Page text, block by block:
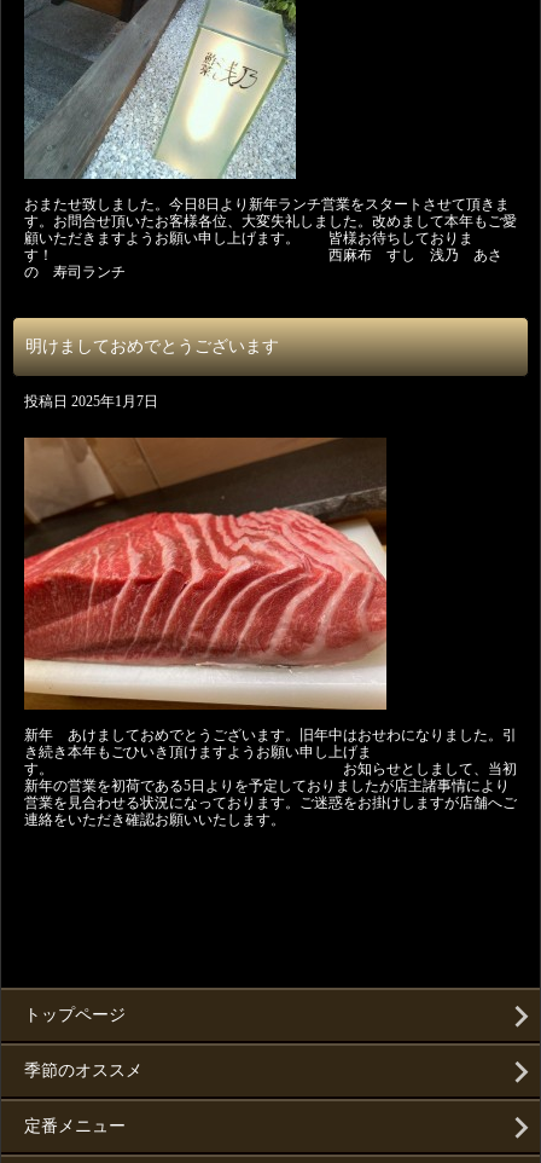
おまたせ致しました。今日8日より新年ランチ営業をスタートさせて頂きま
す。お問合せ頂いたお客様各位、大変失礼しました。改めまして本年もご愛
顧いただきますようお願い申し上げます。 皆様お待ちしておりま
す！ 西麻布 すし 浅乃 あさ
の 寿司ランチ
明けましておめでとうございます
投稿日 2025年1月7日
新年 あけましておめでとうございます。旧年中はおせわになりました。引
き続き本年もごひいき頂けますようお願い申し上げま
す。 お知らせとしまして、当初
新年の営業を初荷である5日よりを予定しておりましたが店主諸事情により
営業を見合わせる状況になっております。ご迷惑をお掛けしますが店舗へご
連絡をいただき確認お願いいたします。
トップページ
季節のオススメ
定番メニュー